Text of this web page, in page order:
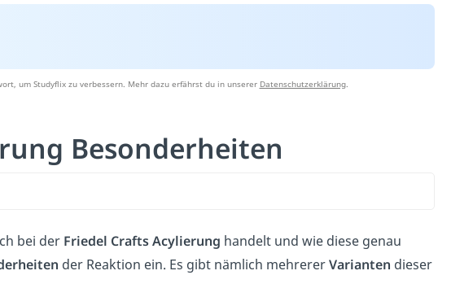
um Studyflix zu verbessern. Mehr dazu erfährst du in unserer Datenschutzerklärung.
Besonderheiten
bei der Friedel CraftsAcylierung handelt und wie diese genau
der Reaktion ein. Es gibt nämlich mehrererVarianten dieser